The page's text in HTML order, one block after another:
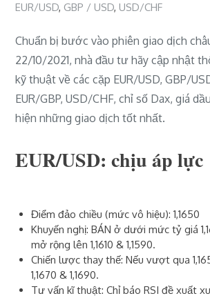
EUR/USD, GBP / USD,USD/CHF
Chuẩn bị bước vào phiên giao dịch
22/10/2021, nhà đầu tư hãy cập nhật
kỹ thuật về các cặp EUR/USD, GBP/
EUR/GBP, USD/CHF, chỉ số Dax, giá
hiện những giao dịch tốt nhất.
EUR/USD: chịu áp lực
Điểm đảo chiều (mức vô hiệu): 1,1650
Khuyến nghị: BÁN ở dưới mức tỷ giá
mở rộng lên 1,1610 & 1,1590.
Chiến lược thay thế: Nếu vượt qua
1,1670 & 1,1690.
Tư vấn kĩ thuật: Chỉ báo RSI đề xuất